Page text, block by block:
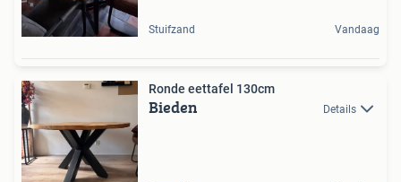
Stuifzand Vandaag
Ronde eettafel 130cm
Bieden Details